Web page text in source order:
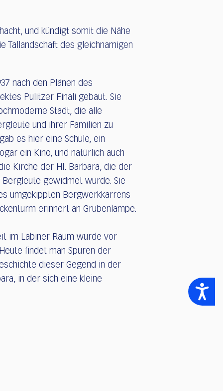
Accessibility
und kündigt somit die Nähe
Tallandschaft des gleichnamigen
nach den Plänen des
Pulitzer Finali gebaut. Sie
Stadt, die alle
und ihrer Familien zu
es hier eine Schule, ein
ein Kino, und natürlich auch
Kirche der Hl. Barbara, die der
gewidmet wurde. Sie
umgekippten Bergwerkkarrens
erinnert an Grubenlampe.
im Labiner Raum wurde vor
findet man Spuren der
dieser Gegend in der
in der sich eine kleine